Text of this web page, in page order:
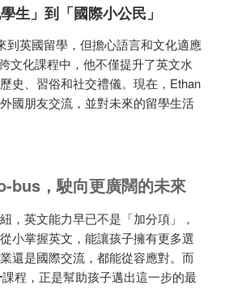
生」到「國際小公民」
到英國留學，但擔心語言和文化適應
文化課程中，他不僅提升了英文水
史、習俗和社交禮儀。現在，Ethan
國朋友交流，並對未來的留學生活
bus，駛向更廣闊的未來
，英文能力早已不是「加分項」，
小掌握英文，能讓孩子擁有更多選
還是國際交流，都能從容應對。而
課程，正是幫助孩子邁出這一步的最